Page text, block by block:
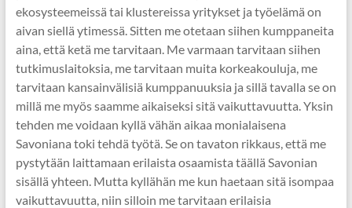
ekosysteemeissä tai klustereissa yritykset ja työelämä on
aivan siellä ytimessä. Sitten me otetaan siihen kumppaneita
aina, että ketä me tarvitaan. Me varmaan tarvitaan siihen
tutkimuslaitoksia, me tarvitaan muita korkeakouluja, me
tarvitaan kansainvälisiä kumppanuuksia ja sillä tavalla se on
millä me myös saamme aikaiseksi sitä vaikuttavuutta. Yksin
tehden me voidaan kyllä vähän aikaa monialaisena
Savoniana toki tehdä työtä. Se on tavaton rikkaus, että me
pystytään laittamaan erilaista osaamista täällä Savonian
sisällä yhteen. Mutta kyllähän me kun haetaan sitä isompaa
vaikuttavuutta, niin silloin me tarvitaan erilaisia